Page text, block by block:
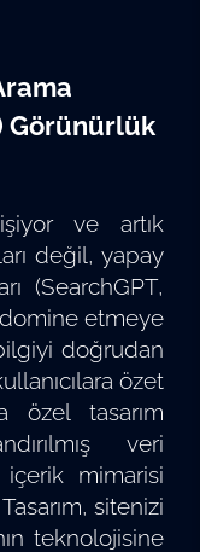
Görünürlük
ve artık
değil, yapay
(SearchGPT,
etmeye
doğrudan
özet
özel tasarım
veri
mimarisi
sitenizi
teknolojisine